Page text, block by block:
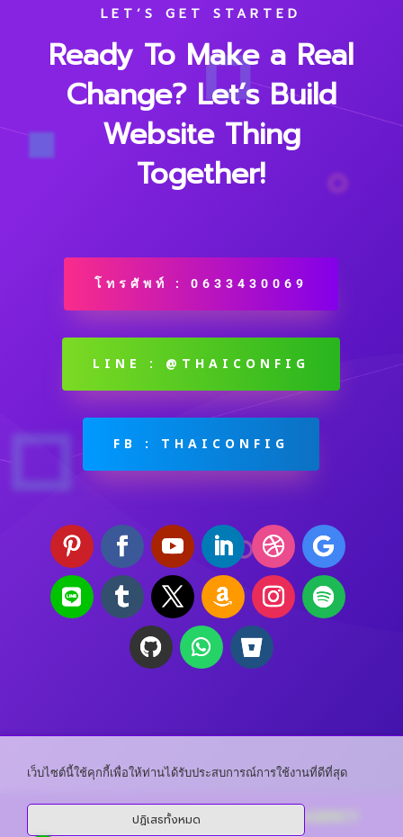
LET’S GET STARTED
Ready To Make a Real
Change? Let’s Build
Website Thing
Together!
โทรศัพท์ : 0633430069
LINE : @THAICONFIG
FB : THAICONFIG
CopyRight ©THAI CONFIG DIGITAL AGENCY
เว็บไซต์นี้ใช้คุกกี้เพื่อให้ท่านได้รับประสบการณ์การใช้งานที่ดีที่สุด
ปฏิเสธทั้งหมด